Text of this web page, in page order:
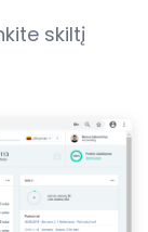
skiltį